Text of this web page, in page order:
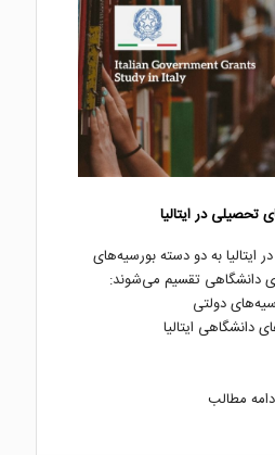
تحصیلی در ایتالیا
ایتالیا به دو دسته بورسیه‌های
دانشگاهی تقسیم می‌شوند:
دولتی
دانشگاهی ایتالیا
مطالب